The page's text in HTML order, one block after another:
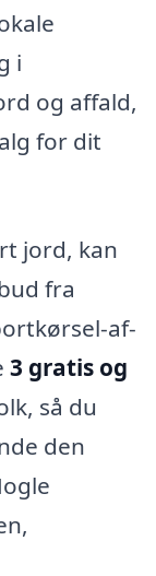
i
og affald,
for dit
jord, kan
fra
af-
3 gratis og
så du
den